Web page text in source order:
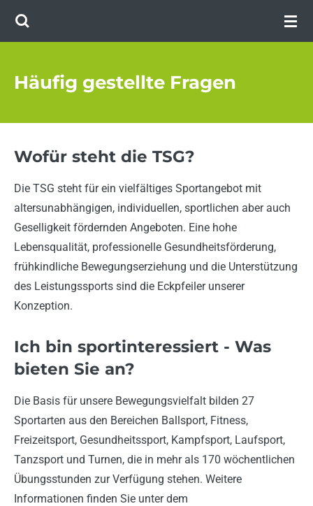
Zum
Häufig gestellte Fragen
Wofür steht die TSG?
Die TSG steht für ein vielfältiges Sportangebot mit
altersunabhängigen, individuellen, sportlichen aber auch
Geselligkeit fördernden Angeboten. Eine hohe
Lebensqualität, professionelle Gesundheitsförderung,
frühkindliche Bewegungserziehung und die Unterstützung
des Leistungssports sind die Eckpfeiler unserer
Konzeption.
Ich bin sportinteressiert - Was
bieten Sie an?
Die Basis für unsere Bewegungsvielfalt bilden 27
Sportarten aus den Bereichen Ballsport, Fitness,
Freizeitsport, Gesundheitssport, Kampfsport, Laufsport,
Tanzsport und Turnen, die in mehr als 170 wöchentlichen
Übungsstunden zur Verfügung stehen. Weitere
Informationen finden Sie unter dem